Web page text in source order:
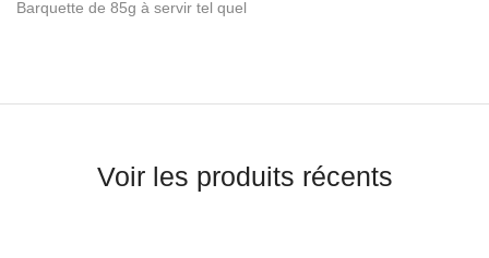
Barquette de 85g à servir tel quel
Voir les produits récents